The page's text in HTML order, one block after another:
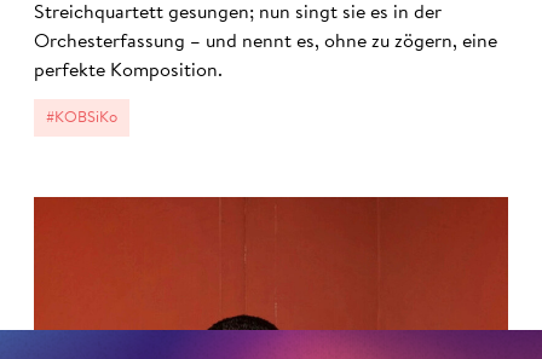
Streichquartett gesungen; nun singt sie es in der
Orchesterfassung – und nennt es, ohne zu zögern, eine
perfekte Komposition.
#KOBSiKo